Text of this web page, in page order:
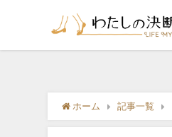
ホーム 記事一覧